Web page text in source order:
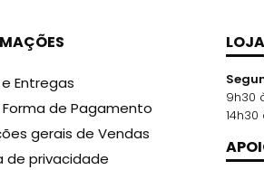
aplique na unha e envolva na
Entregas
de Pagamento
gerais de Vendas
de privacidade
9h30
14h30